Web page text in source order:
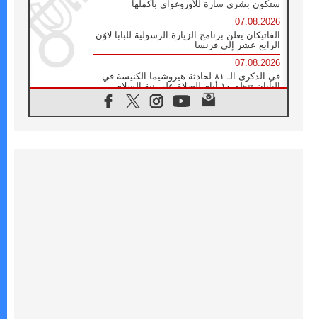
ستكون بشرى سارة للأوروغواي بأكملها
07.08.2026
الفاتيكان يعلن برنامج الزيارة الرسولية للبابا لاوُن
الرابع عشر إلى فرنسا
07.08.2026
في الذكرى الـ ٨١ لحادثة هيروشيما الكنيسة في
اليابان تنظم ١٠ أيام للصلاة على نية السلام
الكنيسة في الأوروغواي: زيارة البابا ستعزز